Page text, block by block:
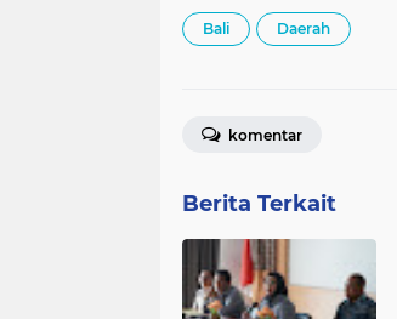
Bali Daerah
komentar
Berita Terkait